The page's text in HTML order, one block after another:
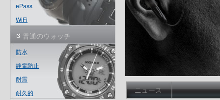
ePass
WiFi
普通のウォッチ
防水
静電防止
耐震
耐久的
ニュース